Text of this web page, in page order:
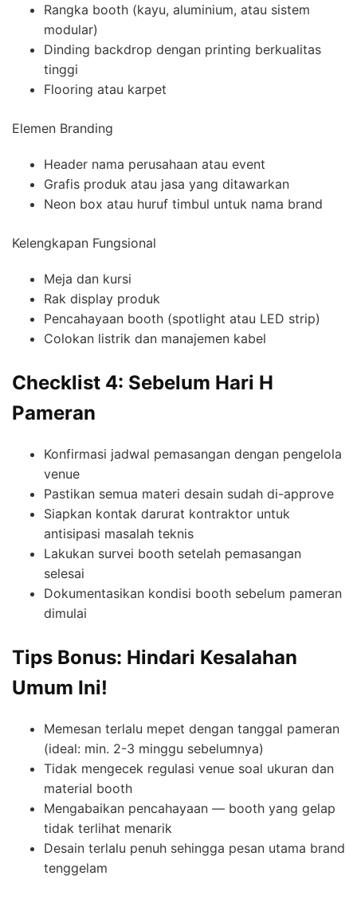
Rangka booth (kayu, aluminium, atau sistem
modular)
Dinding backdrop dengan printing berkualitas
tinggi
Flooring atau karpet
Elemen Branding
Header nama perusahaan atau event
Grafis produk atau jasa yang ditawarkan
Neon box atau huruf timbul untuk nama brand
Kelengkapan Fungsional
Meja dan kursi
Rak display produk
Pencahayaan booth (spotlight atau LED strip)
Colokan listrik dan manajemen kabel
Checklist 4: Sebelum Hari H
Pameran
Konfirmasi jadwal pemasangan dengan pengelola
venue
Pastikan semua materi desain sudah di-approve
Siapkan kontak darurat kontraktor untuk
antisipasi masalah teknis
Lakukan survei booth setelah pemasangan
selesai
Dokumentasikan kondisi booth sebelum pameran
dimulai
Tips Bonus: Hindari Kesalahan
Umum Ini!
Memesan terlalu mepet dengan tanggal pameran
(ideal: min. 2-3 minggu sebelumnya)
Tidak mengecek regulasi venue soal ukuran dan
material booth
Mengabaikan pencahayaan — booth yang gelap
tidak terlihat menarik
Desain terlalu penuh sehingga pesan utama brand
tenggelam